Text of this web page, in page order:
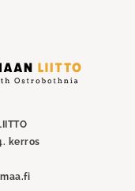
kerros